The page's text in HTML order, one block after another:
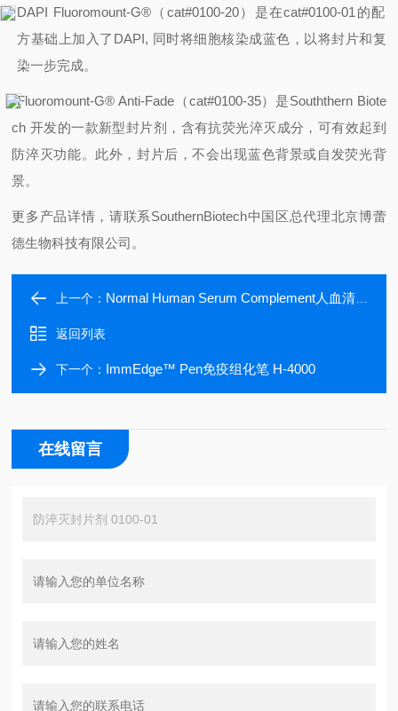
DAPI Fluoromount-G®（ cat#0100-20） 是在cat#0100-01 的配
方基础上加入了 DAPI, 同时将细胞核染成蓝色，以将封片和复
染一步完成。
Fluoromount-G® Anti-Fade （cat#0100-35）是Souththern Biote
ch 开发的一款新型封片剂，含有抗荧光淬灭成分，可有效起到
防淬灭功能。此外，封片后，不会出现蓝色背景或自发荧光背
景。
更多产品详情，请联系SouthernBiotech中国区总代理北京博蕾
德生物科技有限公司。
上一个： Normal Human Serum Complement人血清补体
返回列表
下一个： ImmEdge™ Pen免疫组化笔 H-4000
在线留言